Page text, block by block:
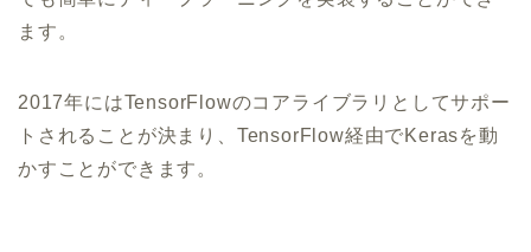
ます。
2017年にはTensorFlowのコアライブラリとしてサポー
トされることが決まり、TensorFlow経由でKerasを動
かすことができます。